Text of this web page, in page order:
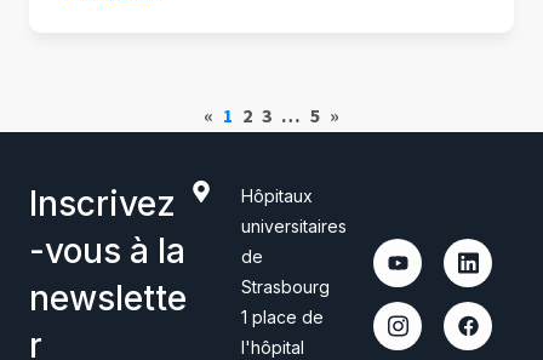
« 1 2 3 … 5 »
Inscrivez
-vous à la
newslette
r
Hôpitaux
universitaires
de
Strasbourg
1 place de
l'hôpital